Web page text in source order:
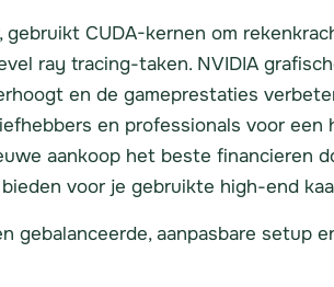
CUDA-kernen om
ray tracing-taken. NVIDIA
en de gameprestaties
en professionals voor een
aankoop het beste financieren
voor je gebruikte high-end
gebalanceerde, aanpasbare setup